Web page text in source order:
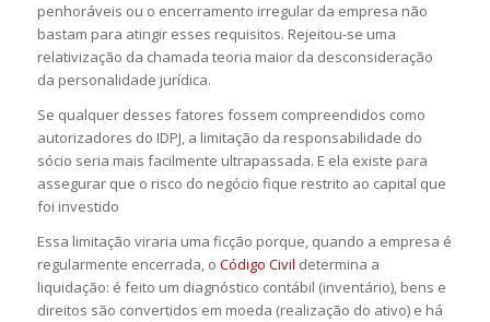
penhoráveis ou o encerramento irregular da empresa não
bastam para atingir esses requisitos. Rejeitou-se uma
relativização da chamada teoria maior da desconsideração
da personalidade jurídica.
Se qualquer desses fatores fossem compreendidos como
autorizadores do IDPJ, a limitação da responsabilidade do
sócio seria mais facilmente ultrapassada. E ela existe para
assegurar que o risco do negócio fique restrito ao capital que
foi investido
Essa limitação viraria uma ficção porque, quando a empresa é
regularmente encerrada, o Código Civil determina a
liquidação: é feito um diagnóstico contábil (inventário), bens e
direitos são convertidos em moeda (realização do ativo) e há